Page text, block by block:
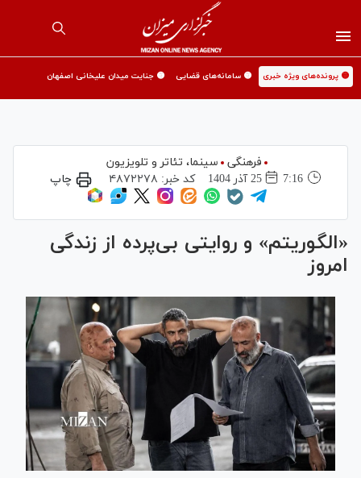
🟡 پرونده‌های ویژه خبری 🟡 سامانه‌های قضایی 🟡 جنایت میدان علیخانی اصفهان
فرهنگی
سینما،‌ تئاتر و تلویزیون
7:16
25 آذر 1404 کد خبر: ۴۸۷۲۲۷۸ چاپ
«الگوریتم» و روایتی بی‌پرده از زندگی
امروز